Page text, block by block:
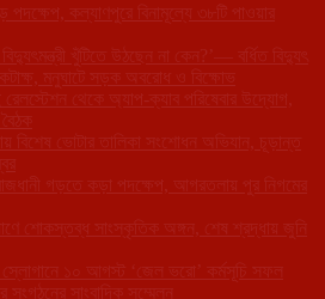
পদক্ষেপ, কল্যাণপুরে বিনামূল্যে ৩৮টি পাওয়ার
বিদ্যুৎমন্ত্রী খুঁটিতে উঠছেন না কেন?’— বর্ধিত বিদ্যুৎ
কটাক্ষ, মনুঘাটে সড়ক অবরোধ ও বিক্ষোভ
রেলস্টেশন থেকে অ্যাপ-ক্যাব পরিষেবার উদ্যোগ,
বিশেষ ভোটার তালিকা সংশোধন অভিযান, চূড়ান্ত
গড়তে কড়া পদক্ষেপ, আগরতলায় পুর নিগমের
শোকস্তব্ধ সাংস্কৃতিক অঙ্গন, শেষ শ্রদ্ধায় জুনি
স্লোগানে ১০ আগস্ট ‘জেল ভরো’ কর্মসূচি সফল
সংগঠনের সাংবাদিক সম্মেলন